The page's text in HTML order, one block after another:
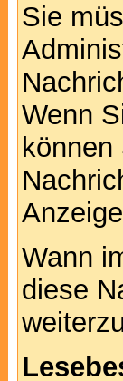
Sie
Wenn
Wann
diese